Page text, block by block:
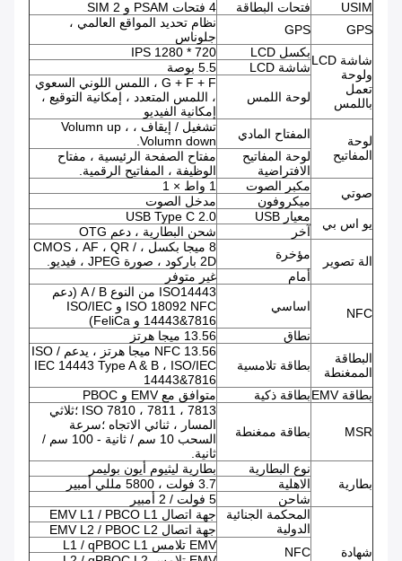
USIM فتحات البطاقة
4 فتحات PSAM و 2 SIM
GPS
GPS
نظام تحديد المواقع العالمي ،
جلوناس
شاشة LCD
ولوحة
تعمل
باللمس
بكسل LCD
720 * 1280 IPS
شاشة LCD
5.5 بوصة
لوحة اللمس
G + F + F ، اللمس اللوني السعوي
، اللمس المتعدد ، إمكانية التوقيع ،
إمكانية الفيديو
لوحة
المفاتيح
المفتاح المادي
تشغيل / إيقاف ، Volumn up ،
Volumn down.
لوحة المفاتيح
الافتراضية
مفتاح الصفحة الرئيسية ، مفتاح
الوظيفة ، المفاتيح الرقمية.
صوتي
مكبر الصوت
1 واط × 1
ميكروفون
مدخل الصوت
يو اس بي
معيار USB
USB Type C 2.0
آخر
شحن البطارية ، دعم OTG
الة تصوير مؤخرة
8 ميجا بكسل ، CMOS ، AF ، QR /
2D باركود ، صورة JPEG ، فيديو.
أمام
غير متوفر
NFC اساسي
ISO14443 من النوع A / B (دعم
ISO 18092 NFC و ISO/IEC
14443&7816 و FeliCa)
نطاق
13.56 ميجا هرتز
البطاقة
الممغنطة
بطاقة تلامسية
NFC 13.56 ميجا هرتز ، يدعم ISO /
IEC 14443 Type A & B ، ISO/IEC
14443&7816
بطاقة EMV
بطاقة ذكية متوافق مع EMV و PBOC
MSR بطاقة ممغنطة
ISO 7810 ، 7811 ، 7813 ؛ثلاثي
المسار ، ثنائي الاتجاه ؛سرعة
السحب 10 سم / ثانية - 100 سم /
ثانية.
بطارية
نوع البطارية
بطارية ليثيوم أيون بوليمر
الاهلية
3.7 فولت ، 5800 مللي أمبير
شاحن
5 فولت / 2 أمبير
شهادة
المحكمة الجنائية
الدولية
جهة اتصال EMV L1 / PBCO L1
جهة اتصال EMV L2 / PBOC L2
NFC
EMV تلامس L1 / qPBOC L1